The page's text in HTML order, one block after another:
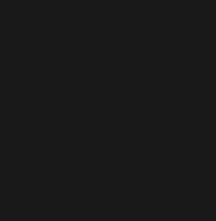
nueva ventana)
ventana)